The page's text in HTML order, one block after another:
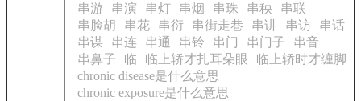
串游 串演 串灯 串烟 串珠 串秧
串联
串脸胡
串花 串衍 串街走巷 串讲 串访
串话
串谋
串连 串通 串铃 串门 串门子
串音
串鼻子
临 临上轿才扎耳朵眼
临上轿时才缠脚
chronic disease是什么意思
chronic exposure是什么意思